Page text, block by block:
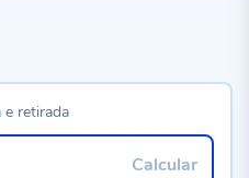
e retirada
Calcular